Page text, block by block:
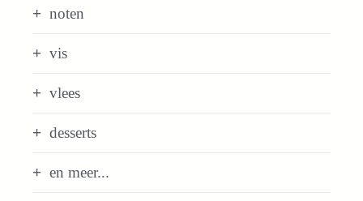
noten
vis
vlees
desserts
en meer...